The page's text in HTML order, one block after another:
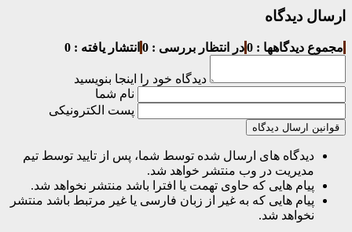
ارسال دیدگاه
مجموع دیدگاهها : 0 در انتظار بررسی : 0 انتشار یافته : 0
دیدگاه خود را اینجا بنویسید
نام شما
پست الکترونیکی
قوانین ارسال دیدگاه
دیدگاه های ارسال شده توسط شما، پس از تایید توسط تیم
مدیریت در وب منتشر خواهد شد.
پیام هایی که حاوی تهمت یا افترا باشد منتشر نخواهد شد.
پیام هایی که به غیر از زبان فارسی یا غیر مرتبط باشد منتشر
نخواهد شد.